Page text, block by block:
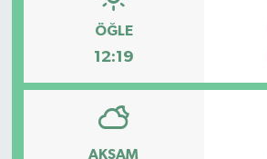
ÖĞLE
12:19
AKŞAM